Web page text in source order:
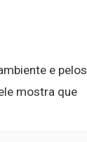
e pelos
mostra que